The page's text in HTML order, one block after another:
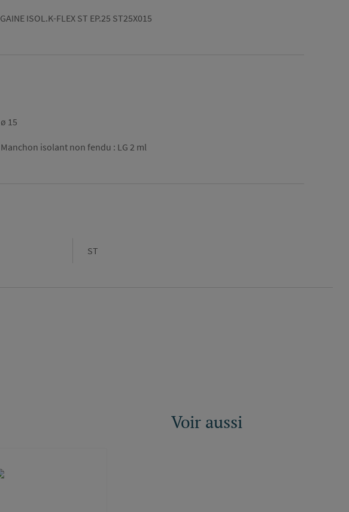
GAINE ISOL.K-FLEX ST EP.25 ST25X015
ø 15
Manchon isolant non fendu : LG 2 ml
Gamme
ST
Voir aussi